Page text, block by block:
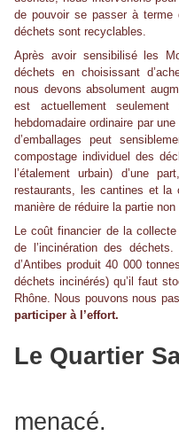
de pouvoir se passer à terme
déchets sont recyclables.
Après avoir sensibilisé les
déchets en choisissant
nous devons absolument
est actuellement
hebdomadaire ordinaire par
d’emballages peut
compostage individuel des
l’étalement urbain) d’une
restaurants, les cantines et la
manière de réduire la partie non
Le coût financier de la
de l’incinération des
d’Antibes produit 40 000
déchets incinérés) qu’il faut
Rhône. Nous pouvons nous
participer à l’effort.
Le Quartier
menacé.